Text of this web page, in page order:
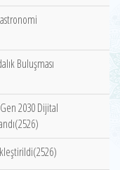
Buluşması
2030 Dijital